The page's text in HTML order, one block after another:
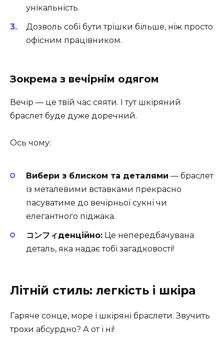
унікальність.
Дозволь собі бути трішки більше, ніж просто
офісним працівником.
Зокрема з вечірнім одягом
Вечір — це твій час сяяти. І тут шкіряний
браслет буде дуже доречний.
Ось чому:
Вибери з блиском та деталями — браслет
із металевими вставками прекрасно
пасуватиме до вечірньої сукні чи
елегантного піджака.
コンフィденційно: Це непередбачувана
деталь, яка надає тобі загадковості!
Літній стиль: легкість і шкіра
Гаряче сонце, море і шкіряні браслети. Звучить
трохи абсурдно? А от і ні!